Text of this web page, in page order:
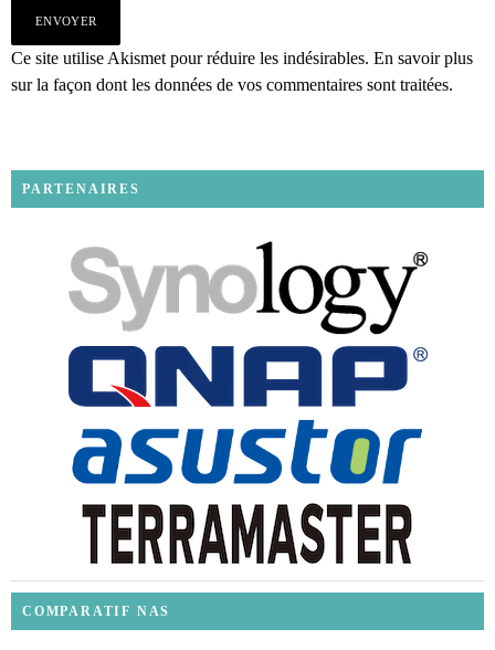
Ce site utilise Akismet pour réduire les indésirables. En savoir plus
sur la façon dont les données de vos commentaires sont traitées.
PARTENAIRES
COMPARATIF NAS